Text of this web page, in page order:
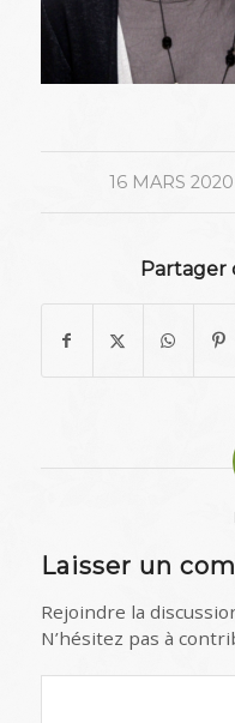
16 MARS 2020
/
Partager
Laisser un
Rejoindre la
N’hésitez pas à